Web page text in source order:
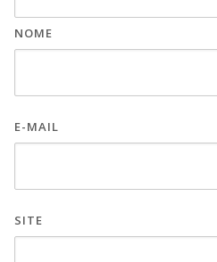
NOME
E-MAIL
SITE